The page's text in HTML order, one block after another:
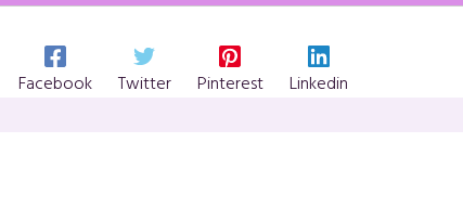
Facebook Twitter Pinterest Linkedin